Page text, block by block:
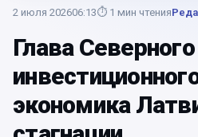
2 июля 202606:13⏱ 1 мин чтения
Глава Северного
экономика